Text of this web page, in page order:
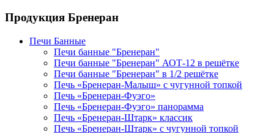
Продукция Бренеран
Печи Банные
Печи банные "Бренеран"
Печи банные "Бренеран" АОТ-12 в решётке
Печи банные "Бренеран" в 1/2 решётке
Печь «Бренеран-Малыш» с чугунной топкой
Печь «Бренеран-Фуэго»
Печь «Бренеран-Фуэго» панорамма
Печь «Бренеран-Штарк» классик
Печь «Бренеран-Штарк» с чугунной топкой